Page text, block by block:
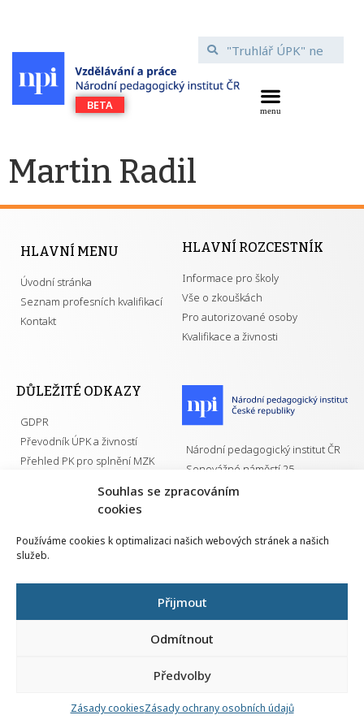
Souhlas se zpracováním
cookies
Používáme cookies k optimalizaci našich webových stránek a našich
služeb.
Přijmout
Odmítnout
Předvolby
Zásady cookiesZásady ochrany osobních údajů
Martin Radil
HLAVNÍ MENU
Úvodní stránka
Seznam profesních kvalifikací
Kontakt
HLAVNÍ ROZCESTNÍK
Informace pro školy
Vše o zkouškách
Pro autorizované osoby
Kvalifikace a živnosti
DŮLEŽITÉ ODKAZY
GDPR
Převodník ÚPK a živností
Přehled PK pro splnění MZK
Národní pedagogický institut ČR
Senovážné náměstí 25
110 00 Praha 1